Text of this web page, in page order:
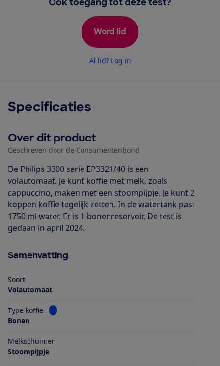
Word lid
Al lid? Log in
Specificaties
Over dit product
Geschreven door de Consumentenbond
De Philips 3300 serie EP3321/40 is een
volautomaat. Je kunt koffie met melk, zoals
cappuccino, maken met een stoompijpje. Je kunt 2
koppen koffie tegelijk zetten. In de watertank past
1750 ml water. Er is 1 bonenreservoir. De test is
gedaan in april 2024.
Samenvatting
Soort
Volautomaat
Type koffie
Bekijk informatie voor Type koffie
Bonen
Melkschuimer
Stoompijpje